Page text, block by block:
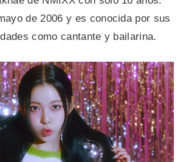
de 2006 y es conocida por sus
como cantante y bailarina.